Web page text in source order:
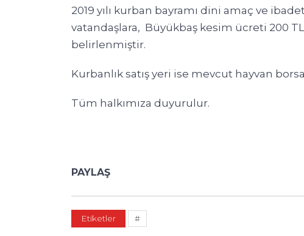
2019 yılı kurban bayramı dini amaç ve
vatandaşlara, Büyükbaş kesim ücreti 200
belirlenmiştir.
Kurbanlık satış yeri ise mevcut hayvan
Tüm halkımıza duyurulur.
PAYLAŞ
Etiketler #